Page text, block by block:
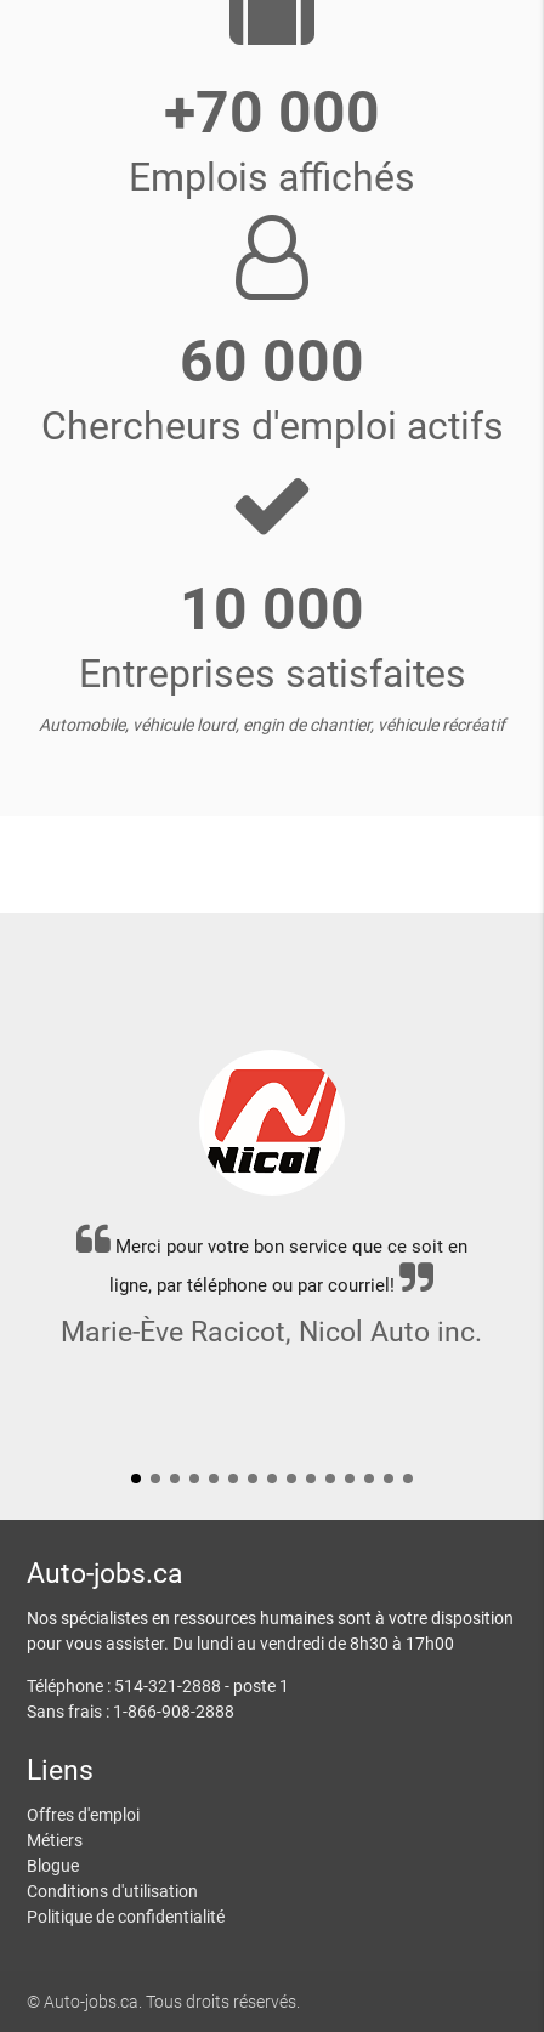
+70 000
Emplois affichés
60 000
Chercheurs d'emploi actifs
10 000
Entreprises satisfaites
Automobile, véhicule lourd, engin de chantier, véhicule récréatif
Merci pour votre bon service que ce soit en
ligne, par téléphone ou par courriel!
Marie-Ève Racicot, Nicol Auto inc.
Auto-jobs.ca
Nos spécialistes en ressources humaines sont à votre disposition
pour vous assister. Du lundi au vendredi de 8h30 à 17h00
Téléphone : 514-321-2888 - poste 1
Sans frais : 1-866-908-2888
Liens
Offres d'emploi
Métiers
Blogue
Conditions d'utilisation
Politique de confidentialité
© Auto-jobs.ca. Tous droits réservés.